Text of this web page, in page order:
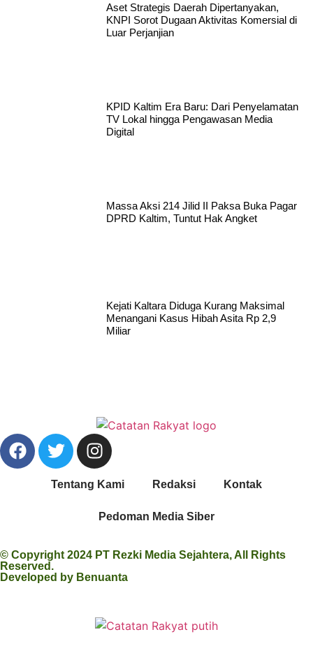
Aset Strategis Daerah Dipertanyakan,
KNPI Sorot Dugaan Aktivitas Komersial di
Luar Perjanjian
KPID Kaltim Era Baru: Dari Penyelamatan
TV Lokal hingga Pengawasan Media
Digital
Massa Aksi 214 Jilid II Paksa Buka Pagar
DPRD Kaltim, Tuntut Hak Angket
Kejati Kaltara Diduga Kurang Maksimal
Menangani Kasus Hibah Asita Rp 2,9
Miliar
Tentang Kami Redaksi Kontak
Pedoman Media Siber
© Copyright 2024 PT Rezki Media Sejahtera, All Rights
Reserved.
Developed by Benuanta